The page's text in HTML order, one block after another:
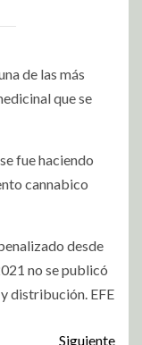
de las más
que se
fue haciendo
cannabico
desde
no se publicó
distribución. EFE
Siguiente